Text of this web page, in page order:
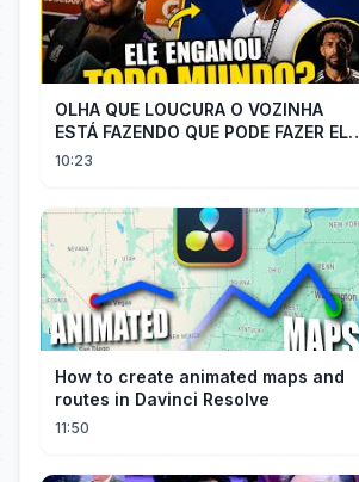
OLHA QUE LOUCURA O VOZINHA
ESTÁ FAZENDO QUE PODE FAZER ELE
PERDER MUITA MORAL COM QUEM
10:23
How to create animated maps and
routes in Davinci Resolve
11:50